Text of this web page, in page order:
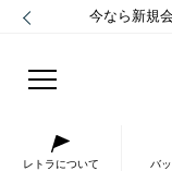
今なら新規
レトラについて バ